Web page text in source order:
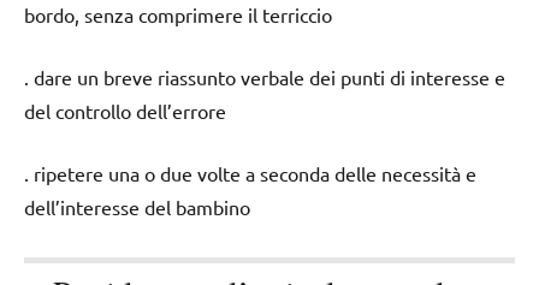
bordo, senza comprimere il terriccio
. dare un breve riassunto verbale dei punti di interesse e
del controllo dell’errore
. ripetere una o due volte a seconda delle necessità e
dell’interesse del bambino